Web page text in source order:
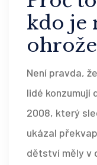
kdo je
Není pravda,
lidé konzumují
2008, který
ukázal
dětství měly v